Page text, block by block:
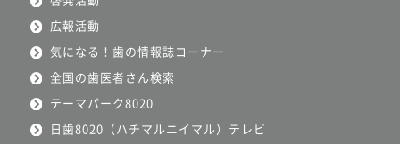
広報活動
気になる！歯の情報誌コーナー
全国の歯医者さん検索
テーマパーク8020
日歯8020（ハチマルニイマル）テレビ